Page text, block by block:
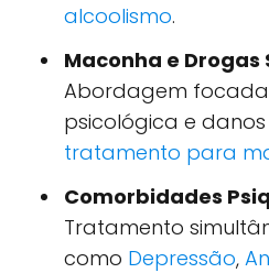
alcoolismo.
Maconha e Drogas
Abordagem
psicológica e danos
tratamento para
Comorbidades
Tratamento
como Depressão,